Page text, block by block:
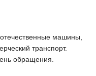
машины,
транспорт.
обращения.